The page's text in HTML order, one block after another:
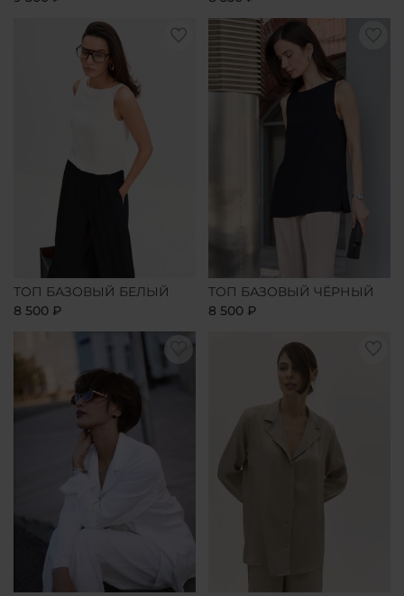
ТОП БАЗОВЫЙ БЕЛЫЙ
8 500 ₽
ТОП БАЗОВЫЙ ЧЁРНЫЙ
8 500 ₽